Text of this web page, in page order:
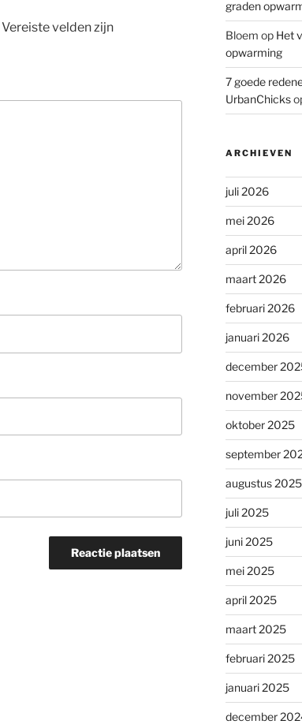
Vereiste velden zijn
graden
Bloem op Het
opwarming
7 goede
UrbanChicks
ARCHIEVEN
juli 2026
mei 2026
april 2026
maart 2026
februari 2026
januari 2026
december
november
oktober 2025
september
augustus 2025
juli 2025
juni 2025
mei 2025
april 2025
maart 2025
februari 2025
januari 2025
december